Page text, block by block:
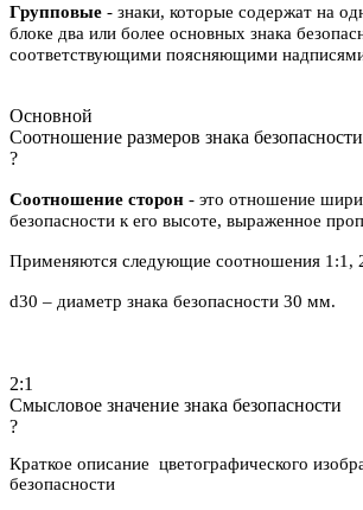
Групповые - знаки, которые содержат на
блоке два или более основных знака
соответствующими поясняющими
Основной
Соотношение размеров знака безопасности
?
Соотношение сторон - это отношение
безопасности к его высоте, выраженное
Применяются следующие соотношения 1:1,
d30 – диаметр знака безопасности 30 мм.
2:1
Смысловое значение знака безопасности
?
Краткое описание цветографического
безопасности